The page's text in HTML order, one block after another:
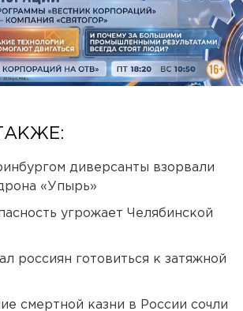
диверсанты взорвали
«Упырь»
угрожает Челябинской
россиян готовиться к затяжной
смертной казни в России сочли